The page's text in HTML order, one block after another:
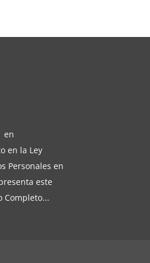
en
en la Ley
Personales en
este
Completo...